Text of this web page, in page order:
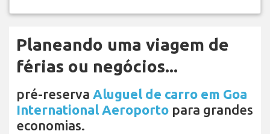
Planeando uma viagem de
férias ou negócios...
pré-reserva Aluguel de carro em Goa
International Aeroporto para grandes
economias.